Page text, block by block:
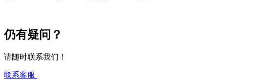
仍有疑问？
请随时联系我们！
联系客服